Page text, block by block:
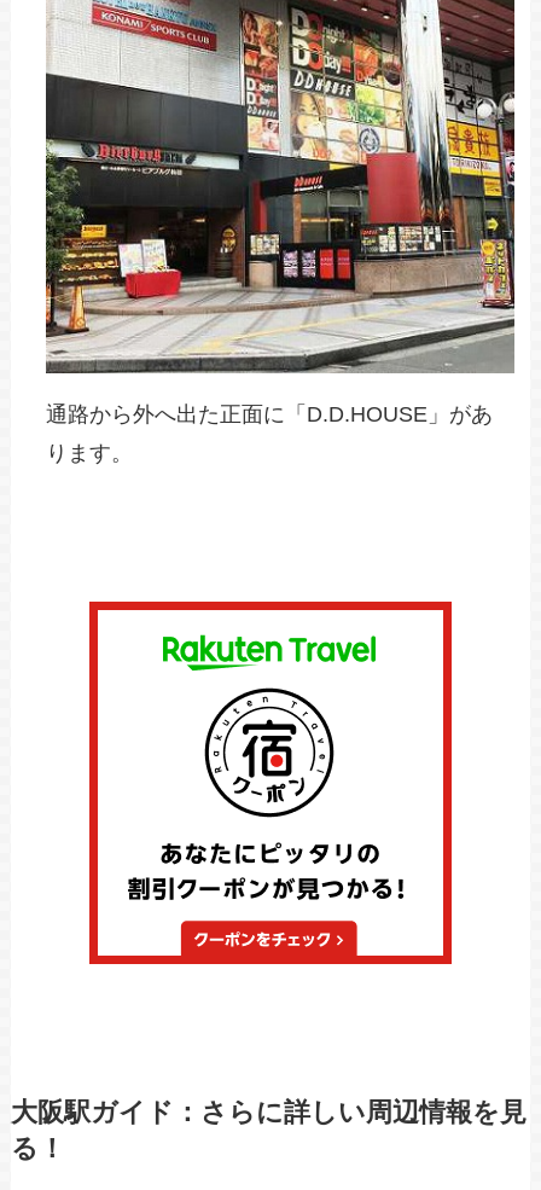
通路から外へ出た正面に「D.D.HOUSE」があ
ります。
大阪駅ガイド：さらに詳しい周辺情報を見
る！